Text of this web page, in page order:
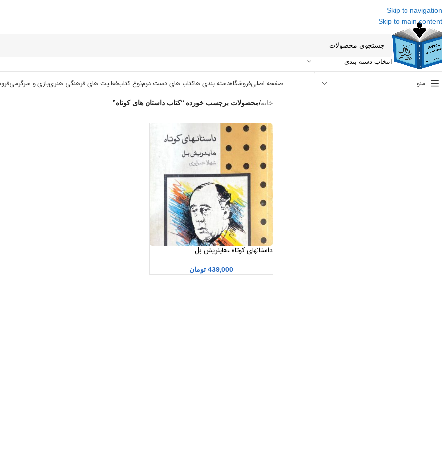
Skip to navigation
Skip to main content
انتخاب دسته بندی
منو صفحه اصلیفروشگاهدسته بندی هاکتاب های دست دومنوع کتابفعالیت های فرهنگی هنریبازی و سرگرمی
خانه/محصولات برچسب خورده “کتاب داستان های کوتاه”
داستانهای کوتاه ،هاینریش بل
439,000 تومان